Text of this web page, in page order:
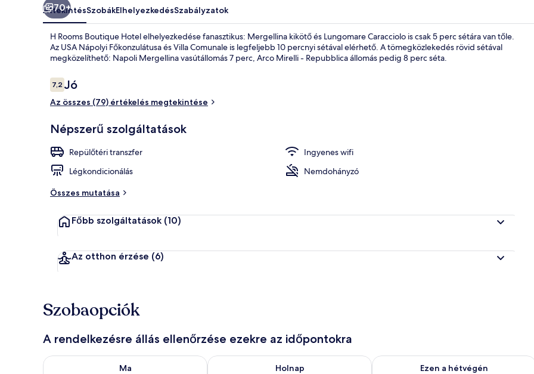
Superior
70+
ÁttekintésSzobákElhelyezkedésSzabályzatok
H Rooms Boutique Hotel elhelyezkedése fanasztikus: Mergellina kikötő és Lungomare Caracciolo is csak 5 perc sétára van tőle.
Az USA Nápolyi Főkonzulátusa és Villa Comunale is legfeljebb 10 percnyi sétával elérhető. A tömegközlekedés rövid sétával
megközelíthető: Napoli Mergellina vasútállomás 7 perc, Arco Mirelli - Repubblica állomás pedig 8 perc séta.
Értékelések
7,27,2 ennyiből: 10
Jó
Az összes (79) értékelés megtekintése
Népszerű szolgáltatások
Repülőtéri transzfer
Ingyenes wifi
Légkondicionálás
Nemdohányzó
Összes mutatása
Főbb szolgáltatások (10)
Az otthon érzése (6)
Szobaopciók
A rendelkezésre állás ellenőrzése ezekre az időpontokra
Ma
A ma esti rendelkezésre állás ellenőrzése: aug. 6 - aug. 7
Holnap
A holnapi rendelkezésre állás ellenőrzése: aug. 7 - aug. 8
Ezen a hétvégén
A mostani hétvégi rendelkezésre állás